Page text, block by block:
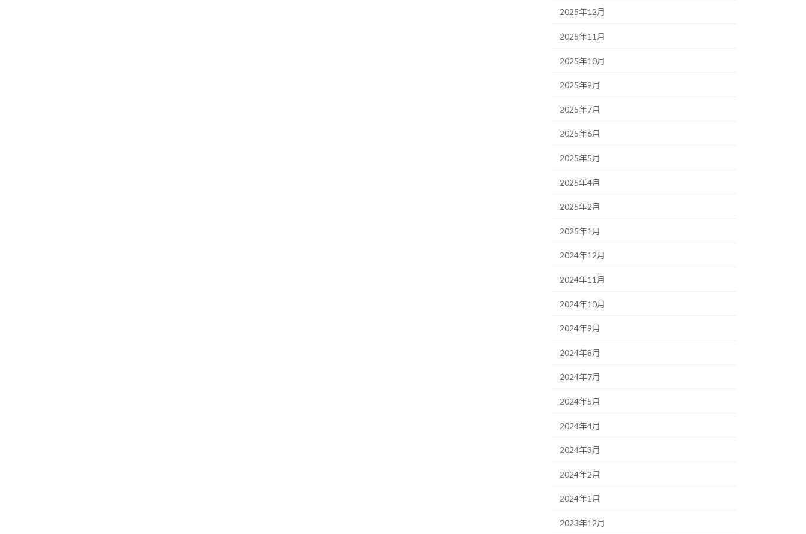
2025年12月
2025年11月
2025年10月
2025年9月
2025年7月
2025年6月
2025年5月
2025年4月
2025年2月
2025年1月
2024年12月
2024年11月
2024年10月
2024年9月
2024年8月
2024年7月
2024年5月
2024年4月
2024年3月
2024年2月
2024年1月
2023年12月